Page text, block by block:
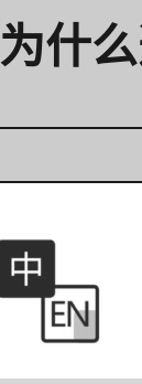
为什